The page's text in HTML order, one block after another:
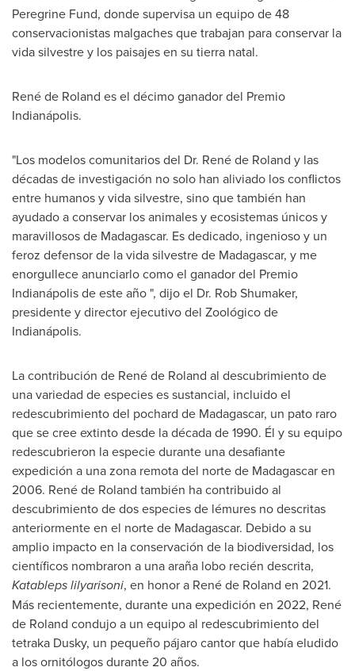
Peregrine Fund, donde supervisa un equipo de 48
conservacionistas malgaches que trabajan para conservar la
vida silvestre y los paisajes en su tierra natal.
René de Roland es el décimo ganador del Premio
Indianápolis.
"Los modelos comunitarios del Dr. René de Roland y las
décadas de investigación no solo han aliviado los conflictos
entre humanos y vida silvestre, sino que también han
ayudado a conservar los animales y ecosistemas únicos y
maravillosos de Madagascar. Es dedicado, ingenioso y un
feroz defensor de la vida silvestre de Madagascar, y me
enorgullece anunciarlo como el ganador del Premio
Indianápolis de este año ", dijo el Dr. Rob Shumaker,
presidente y director ejecutivo del Zoológico de
Indianápolis.
La contribución de René de Roland al descubrimiento de
una variedad de especies es sustancial, incluido el
redescubrimiento del pochard de Madagascar, un pato raro
que se cree extinto desde la década de 1990. Él y su equipo
redescubrieron la especie durante una desafiante
expedición a una zona remota del norte de Madagascaren
2006. René de Roland también ha contribuido al
descubrimiento de dos especies de lémures no descritas
anteriormente en el norte de Madagascar. Debido a su
amplio impacto en la conservación de la biodiversidad, los
científicos nombraron a una araña lobo recién descrita,
Katableps lilyarisoni, en honor a René de Roland en 2021.
Más recientemente, durante una expedición en 2022, René
de Roland condujo a un equipo al redescubrimiento del
tetraka Dusky, un pequeño pájaro cantor que había eludido
a los ornitólogos durante 20 años.